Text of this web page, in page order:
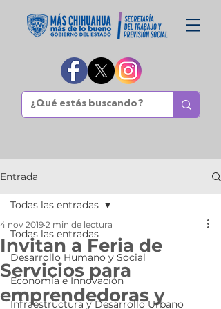
Entrada
Todas las entradas
Desarrollo Humano y Social
Economía e Innovación
Infraestructura y Desarrollo Urbano
Todas las entradas
Invitan a Feria de
Servicios para
emprendedoras y
4 nov 2019 2 min de lectura